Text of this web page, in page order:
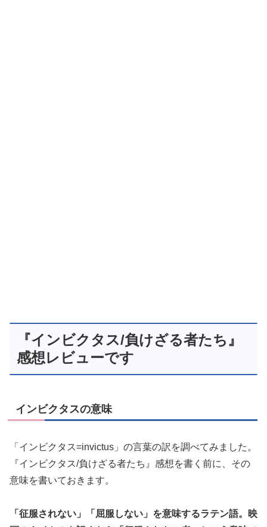
『インビクタス/負けざる者たち』
感想レビューです
インビクタスの意味
「インビクタス=invictus」 の言葉の訳を調べてみました。
『インビクタス/負けざる者たち』感想を書く前に、その
意味を書いておきます。
「征服されない」「屈服しない」を意味するラテン語。映